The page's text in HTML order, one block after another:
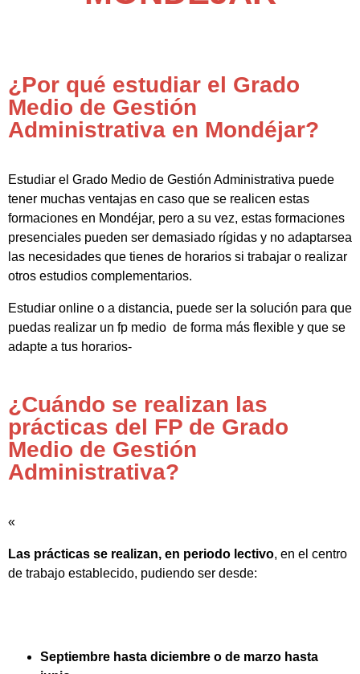
¿Por qué estudiar el Grado
Medio de Gestión
Administrativa en Mondéjar?
Estudiar el Grado Medio de Gestión Administrativa puede
tener muchas ventajas en caso que se realicen estas
formaciones en Mondéjar, pero a su vez, estas formaciones
presenciales pueden ser demasiado rígidas y no adaptarsea
las necesidades que tienes de horarios si trabajar o realizar
otros estudios complementarios.
Estudiar online o a distancia, puede ser la solución para que
puedas realizar un fp medio de forma más flexible y que se
adapte a tus horarios-
¿Cuándo se realizan las
prácticas del FP de Grado
Medio de Gestión
Administrativa?
«
Las prácticas se realizan, en periodo lectivo, en el centro
de trabajo establecido, pudiendo ser desde:
Septiembre hasta diciembre o de marzo hasta